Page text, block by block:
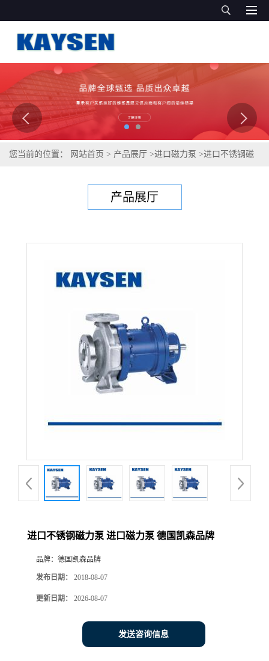
您当前的位置： 网站首页 > 产品展厅 >进口磁力泵 >进口不锈钢磁
产品展厅
进口不锈钢磁力泵 进口磁力泵 德国凯森品牌
品牌： 德国凯森品牌
发布日期： 2018-08-07
更新日期： 2026-08-07
发送咨询信息